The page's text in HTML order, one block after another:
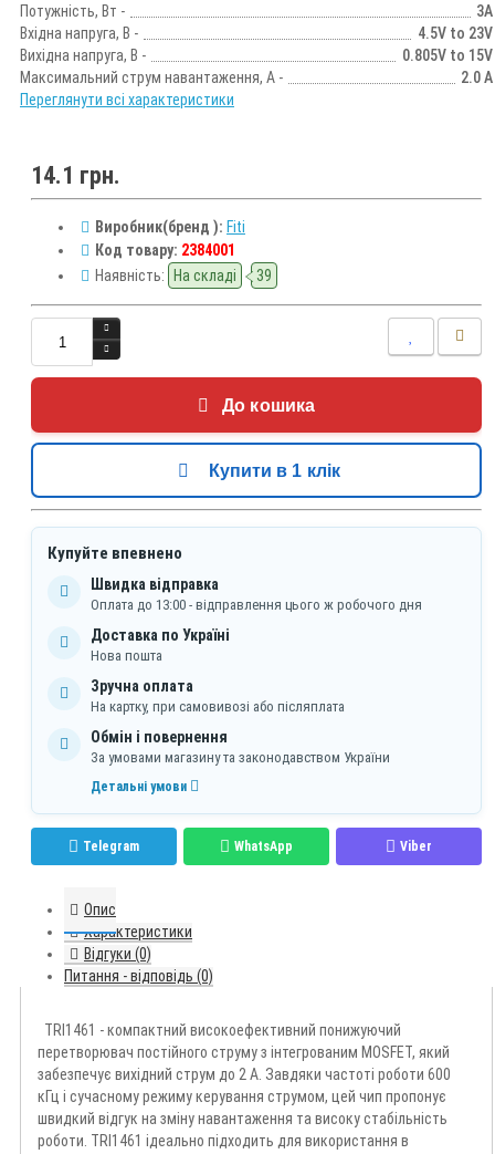
Потужність, Вт -
3А
Вхідна напруга, В -
4.5V to 23V
Вихідна напруга, В -
0.805V to 15V
Максимальний струм навантаження, А -
2.0 А
Переглянути всі характеристики
14.1 грн.
Виробник(бренд ): Fiti
Код товару: 2384001
Наявність:
На складі 39
До кошика
Купити в 1 клік
Купуйте впевнено
Швидка відправка
Оплата до 13:00 - відправлення цього ж робочого дня
Доставка по Україні
Нова пошта
Зручна оплата
На картку, при самовивозі або післяплата
Обмін і повернення
За умовами магазину та законодавством України
Детальні умови
Telegram WhatsApp Viber
Опис
Характеристики
Відгуки (0)
Питання - відповідь (0)
TRI1461 - компактний високоефективний понижуючий
перетворювач постійного струму з інтегрованим MOSFET, який
забезпечує вихідний струм до 2 А. Завдяки частоті роботи 600
кГц і сучасному режиму керування струмом, цей чип пропонує
швидкий відгук на зміну навантаження та високу стабільність
роботи. TRI1461 ідеально підходить для використання в